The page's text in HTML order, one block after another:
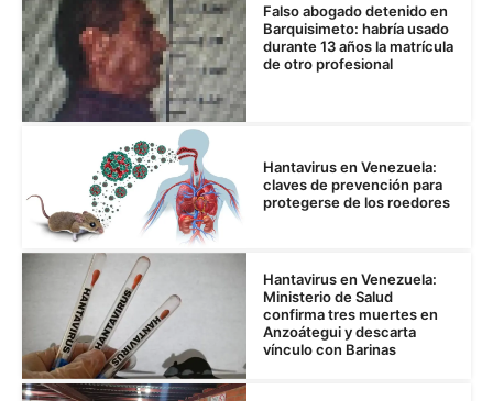
Falso abogado detenido en
Barquisimeto: habría usado
durante 13 años la matrícula
de otro profesional
Hantavirus en Venezuela:
claves de prevención para
protegerse de los roedores
Hantavirus en Venezuela:
Ministerio de Salud
confirma tres muertes en
Anzoátegui y descarta
vínculo con Barinas